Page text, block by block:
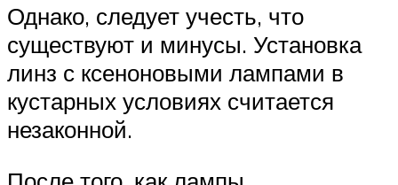
Однако, следует учесть, что
существуют и минусы. Установка
линз с ксеноновыми лампами в
кустарных условиях считается
незаконной.